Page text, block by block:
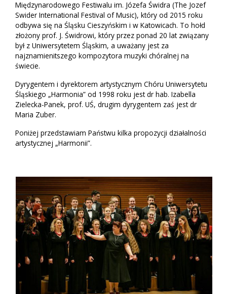
Międzynarodowego Festiwalu im. Józefa Świdra (The Jozef
Swider International Festival of Music), który od 2015 roku
odbywa się na Śląsku Cieszyńskim i w Katowicach. To hołd
złożony prof. J. Świdrowi, który przez ponad 20 lat związany
był z Uniwersytetem Śląskim, a uważany jest za
najznamienitszego kompozytora muzyki chóralnej na
świecie.
Dyrygentem i dyrektorem artystycznym Chóru Uniwersytetu
Śląskiego „Harmonia” od 1998 roku jest dr hab. Izabella
Zielecka-Panek, prof. UŚ, drugim dyrygentem zaś jest dr
Maria Zuber.
Poniżej przedstawiam Państwu kilka propozycji działalności
artystycznej „Harmonii”.